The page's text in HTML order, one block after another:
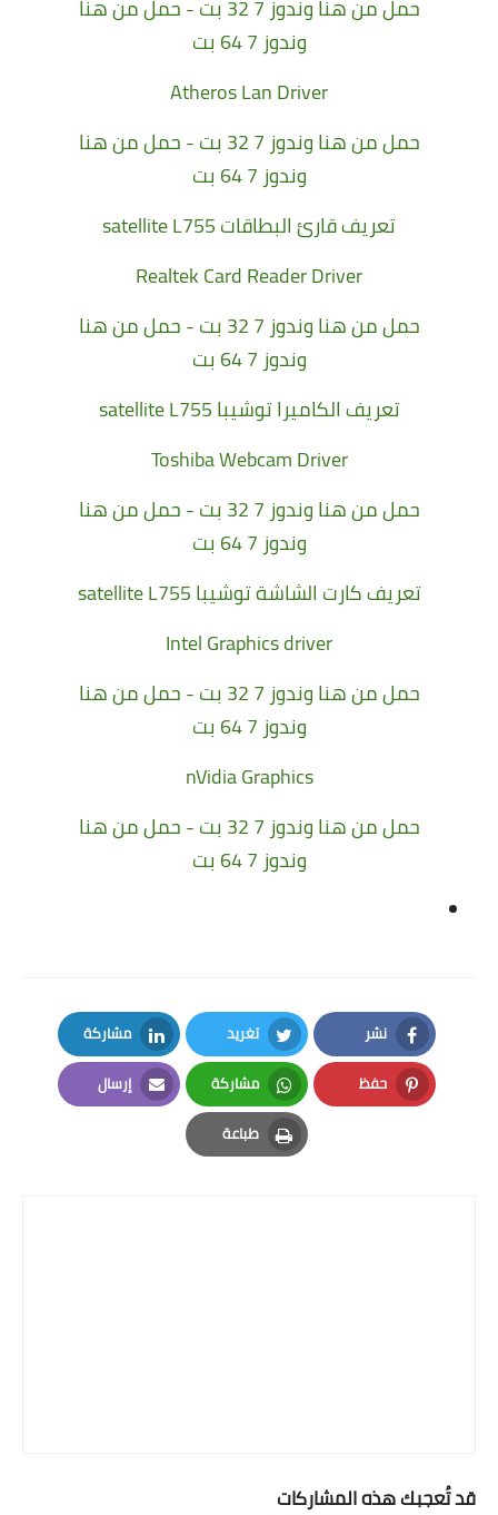
حمل من هنا وندوز 7 32 بت -حمل من هنا
وندوز 7 64 بت
Atheros Lan Driver
حمل من هنا وندوز 7 32 بت
-حمل من هنا
وندوز 7 64 بت
تعريف قارئ البطاقات satellite L755
Realtek Card Reader Driver
حمل من هنا وندوز 7 32 بت -
حمل من هنا
وندوز 7 64 بت
تعريف الكاميرا توشيبا satellite L755
Toshiba Webcam Driver
حمل من هنا وندوز 7 32 بت
-حمل من هنا
وندوز 7 64 بت
تعريف كارت الشاشة توشيبا satellite L755
Intel Graphics driver
حمل من هنا وندوز 7 32 بت
-حمل من هنا
وندوز 7 64 بت
nVidia Graphics
حمل من هنا وندوز 7 32 بت
-حمل من هنا
وندوز 7 64 بت
نشر
Facebook
تغريد
Twitter
مشاركة
LinkedIn
حفظ
Pinterest
مشاركة
Whatsapp
إرسال
Email
طباعة
Print
قد تُعجبك هذه المشاركات